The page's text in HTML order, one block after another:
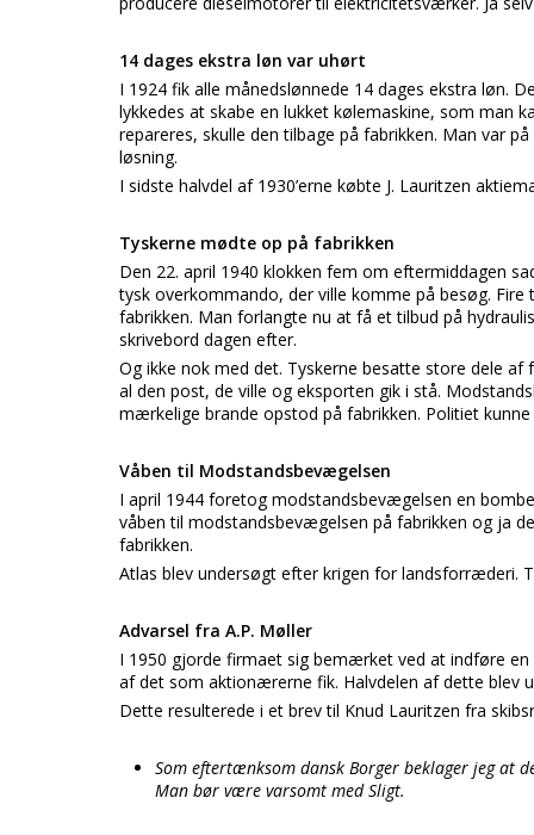
14 dages ekstra løn var uhørt
I 1924 fik alle månedslønnede 14 dages ekstra løn.
lykkedes at skabe en lukket kølemaskine, som man
repareres, skulle den tilbage på fabrikken. Man var
løsning.
I sidste halvdel af 1930’erne købte J. Lauritzen
Tyskerne mødte op på fabrikken
Den 22. april 1940 klokken fem om eftermiddagen
tysk overkommando, der ville komme på besøg.
fabrikken. Man forlangte nu at få et tilbud på
skrivebord dagen efter.
Og ikke nok med det. Tyskerne besatte store dele
al den post, de ville og eksporten gik i stå.
mærkelige brande opstod på fabrikken. Politiet
Våben til Modstandsbevægelsen
I april 1944 foretog modstandsbevægelsen en
våben til modstandsbevægelsen på fabrikken og ja
fabrikken.
Atlas blev undersøgt efter krigen for landsforræderi.
Advarsel fra A.P. Møller
I 1950 gjorde firmaet sig bemærket ved at indføre
af det som aktionærerne fik. Halvdelen af dette blev
Dette resulterede i et brev til Knud Lauritzen fra
Som eftertænksom dansk Borger beklager jeg at
Man bør være varsomt med Sligt.